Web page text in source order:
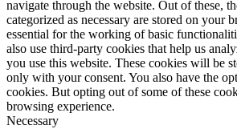
navigate through the website. Out of these,
categorized as necessary are stored on your
essential for the working of basic
also use third-party cookies that help us
you use this website. These cookies will be
only with your consent. You also have the
cookies. But opting out of some of these
browsing experience.
Necessary